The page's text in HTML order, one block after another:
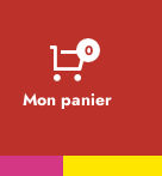
Mon panier
0